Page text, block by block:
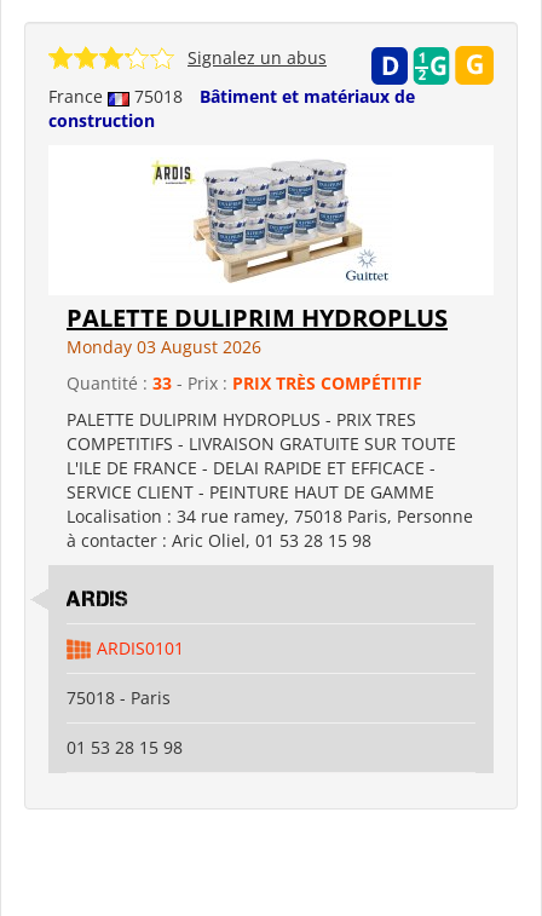
France 75018
Bâtiment et matériaux de
construction
Signalez un abus
PALETTE DULIPRIM HYDROPLUS
Monday 03 August 2026
Quantité : 33 - Prix : PRIX TRÈS COMPÉTITIF
PALETTE DULIPRIM HYDROPLUS - PRIX TRES
COMPETITIFS - LIVRAISON GRATUITE SUR TOUTE
L'ILE DE FRANCE - DELAI RAPIDE ET EFFICACE -
SERVICE CLIENT - PEINTURE HAUT DE GAMME
Localisation : 34 rue ramey, 75018 Paris, Personne
à contacter : Aric Oliel, 01 53 28 15 98
ARDIS
ARDIS0101
75018 - Paris
01 53 28 15 98